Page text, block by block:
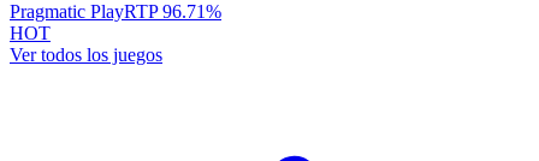
Pragmatic PlayRTP96.71%
HOT
Ver todos los juegos